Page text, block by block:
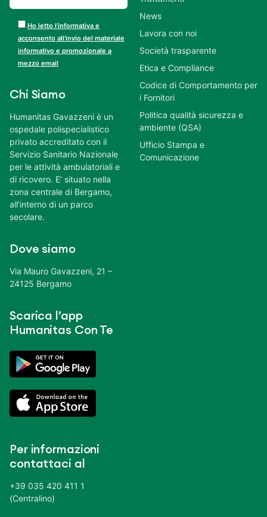
Ho letto l’informativa e
acconsento all’invio del materiale
informativo e promozionale a
mezzo email
Chi Siamo
Humanitas Gavazzeni è un
ospedale polispecialistico
privato accreditato con il
Servizio Sanitario Nazionale
per le attività ambulatoriali e
di ricovero. E’ situato nella
zona centrale di Bergamo,
all’interno di un parco
secolare.
Dove siamo
Via Mauro Gavazzeni, 21 –
24125 Bergamo
Scarica l’app
Humanitas Con Te
Per informazioni
contattaci al
+39 035 420 411 1
(Centralino)
News
Lavora con noi
Società trasparente
Etica e Compliance
Codice di Comportamento per
i Fornitori
Politica qualità sicurezza e
ambiente (QSA)
Ufficio Stampa e
Comunicazione